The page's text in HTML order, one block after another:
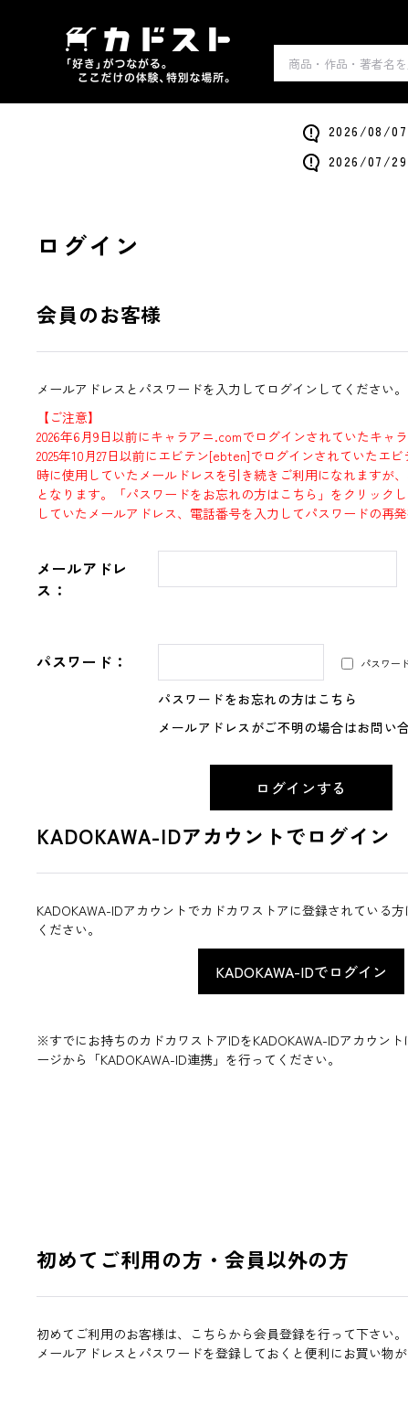
2026/08/07
2026/07/29
ログイン
会員のお客様
メールアドレスとパスワードを入力してログインしてください。
【ご注意】
2026年6月9日以前にキャラアニ.comでログインされていたキャ
2025年10月27日以前にエビテン[ebten]でログインされていたエ
時に使用していたメールドレスを引き続きご利用になれますが
となります。「パスワードをお忘れの方はこちら」をクリック
していたメールアドレス、電話番号を入力してパスワードの再
メールアドレ
ス：
パスワード： パスワー
パスワードをお忘れの方はこちら
メールアドレスがご不明の場合はお問い
KADOKAWA-IDアカウントでログイン
KADOKAWA-IDアカウントでカドカワストアに登録されている
ください。
※すでにお持ちのカドカワストアIDをKADOKAWA-IDアカウン
ージから「KADOKAWA-ID連携」を行ってください。
初めてご利用の方・会員以外の方
初めてご利用のお客様は、こちらから会員登録を行って下さい。
メールアドレスとパスワードを登録しておくと便利にお買い物が